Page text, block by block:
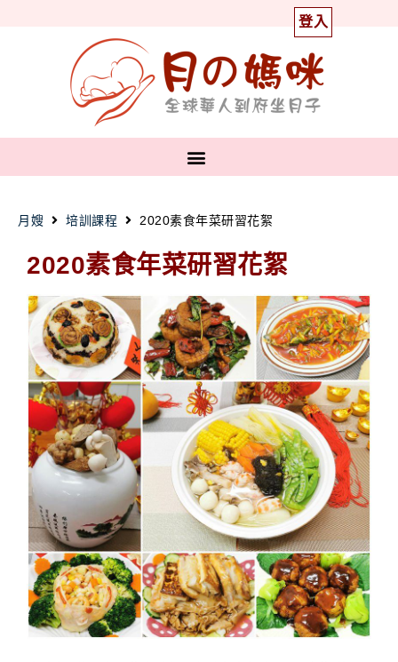
登入
月嫂 培訓課程 2020素食年菜研習花絮
2020素食年菜研習花絮